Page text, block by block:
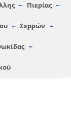
Πιερίας
Σερρών